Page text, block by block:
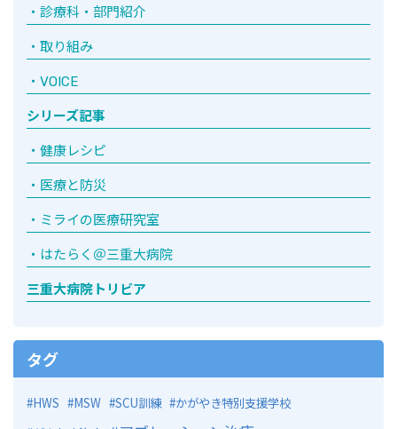
診療科・部門紹介
取り組み
VOICE
シリーズ記事
健康レシピ
医療と防災
ミライの医療研究室
はたらく＠三重大病院
三重大病院トリビア
タグ
HWS MSW SCU訓練
かがやき特別支援学校